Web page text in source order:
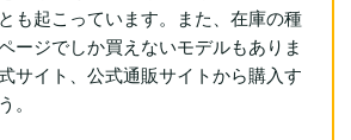
も起こっています。また、在庫の種
ージでしか買えないモデルもありま
サイト、公式通販サイトから購入す
。